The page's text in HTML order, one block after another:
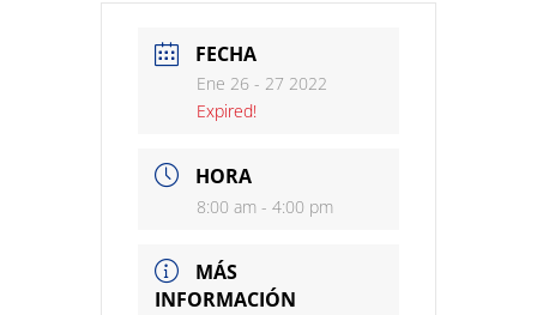
FECHA
Ene 26 - 27 2022
Expired!
HORA
8:00 am - 4:00 pm
MÁS
INFORMACIÓN